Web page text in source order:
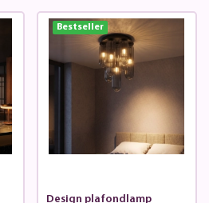
Bestseller
Design plafondlamp